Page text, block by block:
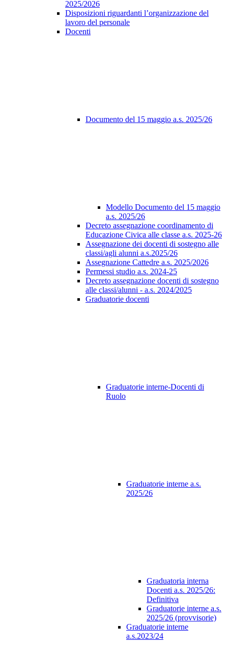
2025/2026
Disposizioni riguardanti l’organizzazione del
lavoro del personale
Docenti
Documento del 15 maggio a.s. 2025/26
Modello Documento del 15 maggio
a.s. 2025/26
Decreto assegnazione coordinamento di
Educazione Civica alle classe a.s. 2025-26
Assegnazione dei docenti di sostegno alle
classi/agli alunni a.s.2025/26
Assegnazione Cattedre a.s. 2025/2026
Permessi studio a.s. 2024-25
Decreto assegnazione docenti di sostegno
alle classi/alunni - a.s. 2024/2025
Graduatorie docenti
Graduatorie interne-Docenti di
Ruolo
Graduatorie interne a.s.
2025/26
Graduatoria interna
Docenti a.s. 2025/26:
Definitiva
Graduatorie interne a.s.
2025/26 (provvisorie)
Graduatorie interne
a.s.2023/24